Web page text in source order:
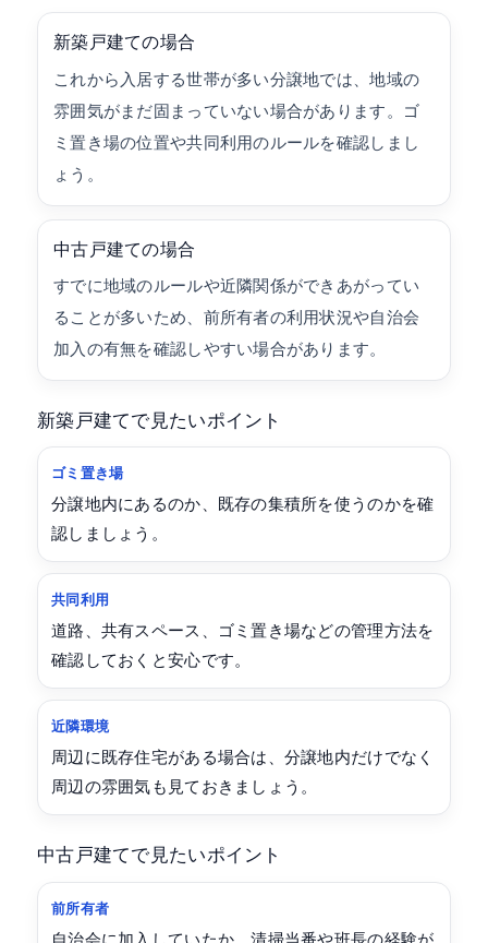
新築戸建ての場合
これから入居する世帯が多い分譲地では、地域の
雰囲気がまだ固まっていない場合があります。ゴ
ミ置き場の位置や共同利用のルールを確認しまし
ょう。
中古戸建ての場合
すでに地域のルールや近隣関係ができあがってい
ることが多いため、前所有者の利用状況や自治会
加入の有無を確認しやすい場合があります。
新築戸建てで見たいポイント
ゴミ置き場
分譲地内にあるのか、既存の集積所を使うのかを確
認しましょう。
共同利用
道路、共有スペース、ゴミ置き場などの管理方法を
確認しておくと安心です。
近隣環境
周辺に既存住宅がある場合は、分譲地内だけでなく
周辺の雰囲気も見ておきましょう。
中古戸建てで見たいポイント
前所有者
自治会に加入していたか、清掃当番や班長の経験が